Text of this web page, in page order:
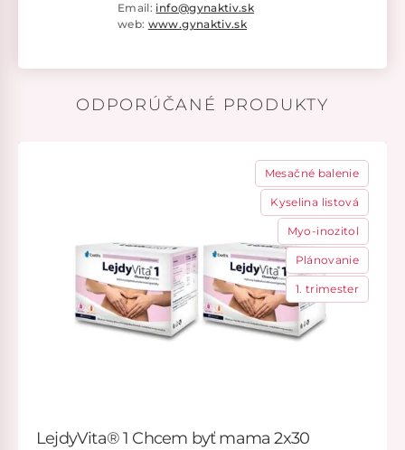
Email: info@gynaktiv.sk
web: www.gynaktiv.sk
ODPORÚČANÉ PRODUKTY
Mesačné balenie
Kyselina listová
Myo-inozitol
Plánovanie
1. trimester
LejdyVita® 1 Chcem byť mama 2x30